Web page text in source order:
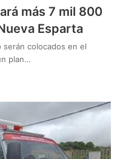
más 7 mil 800
Esparta
serán colocados en el
plan…